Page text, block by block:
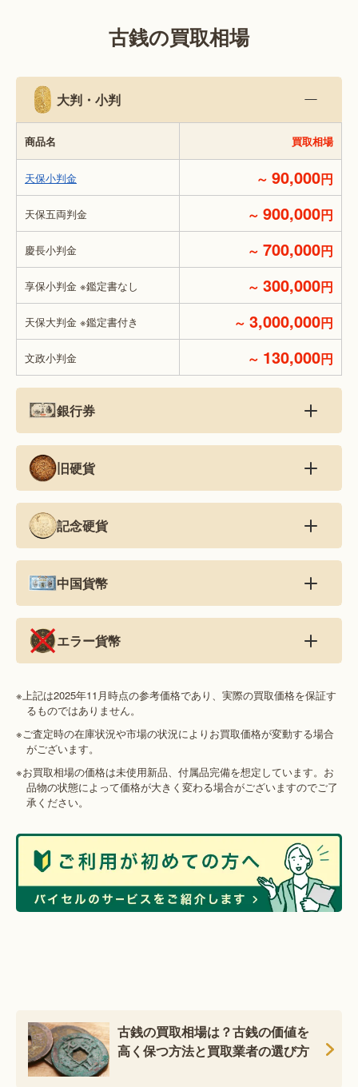
古銭の買取相場
大判・小判
商品名 買取相場
天保小判金 ～ 90,000円
天保五両判金 ～ 900,000円
慶長小判金 ～ 700,000円
享保小判金 ※鑑定書なし ～ 300,000円
天保大判金 ※鑑定書付き ～ 3,000,000円
文政小判金 ～ 130,000円
銀行券
旧硬貨
記念硬貨
中国貨幣
エラー貨幣
※上記は2025年11月時点の参考価格であり、実際の買取価格を保証す
るものではありません。
※ご査定時の在庫状況や市場の状況によりお買取価格が変動する場合
がございます。
※お買取相場の価格は未使用新品、付属品完備を想定しています。お
品物の状態によって価格が大きく変わる場合がございますのでご了
承ください。
古銭の買取相場は？古銭の価値を
高く保つ方法と買取業者の選び方